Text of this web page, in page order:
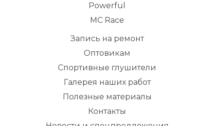
Powerful
MC Race
Запись на ремонт
Оптовикам
Спортивные глушители
Галерея наших работ
Полезные материалы
Контакты